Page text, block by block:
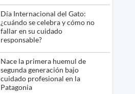
Día Internacional del Gato:
¿cuándo se celebra y cómo no
fallar en su cuidado
responsable?
Nace la primera huemul de
segunda generación bajo
cuidado profesional en la
Patagonia